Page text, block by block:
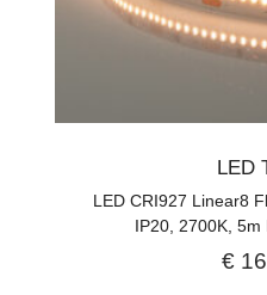
LED
LED CRI927 Linear8
IP20, 2700K, 5m
€